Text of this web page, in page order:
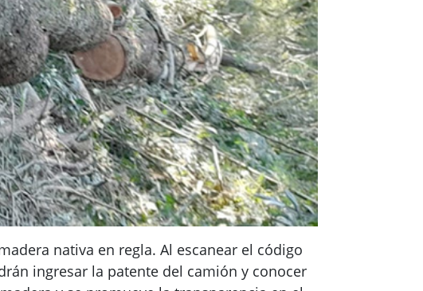
nativa en regla. Al escanear el código
ingresar la patente del camión y conocer